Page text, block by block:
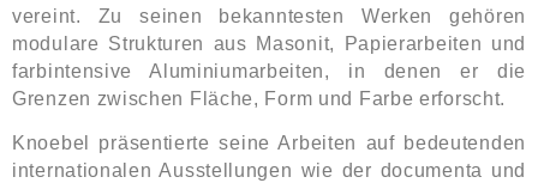
vereint. Zu seinen bekanntesten Werken gehören
modulare Strukturen aus Masonit, Papierarbeiten und
farbintensive Aluminiumarbeiten, in denen er die
Grenzen zwischen Fläche, Form und Farbe erforscht.
Knoebel präsentierte seine Arbeiten auf bedeutenden
internationalen Ausstellungen wie der documenta und